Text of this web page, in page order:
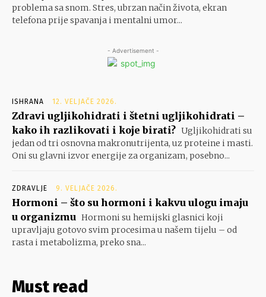
problema sa snom. Stres, ubrzan način života, ekran
telefona prije spavanja i mentalni umor...
- Advertisement -
ISHRANA 12. VELJAČE 2026.
Zdravi ugljikohidrati i štetni ugljikohidrati –
kako ih razlikovati i koje birati? Ugljikohidrati su
jedan od tri osnovna makronutrijenta, uz proteine i masti.
Oni su glavni izvor energije za organizam, posebno...
ZDRAVLJE 9. VELJAČE 2026.
Hormoni – što su hormoni i kakvu ulogu imaju
u organizmu Hormoni su hemijski glasnici koji
upravljaju gotovo svim procesima u našem tijelu – od
rasta i metabolizma, preko sna...
Must read